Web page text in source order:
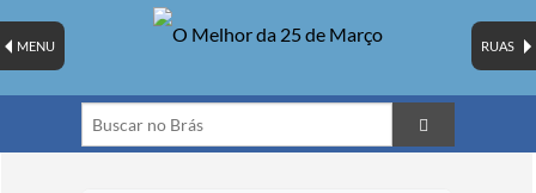
RUAS
MENU